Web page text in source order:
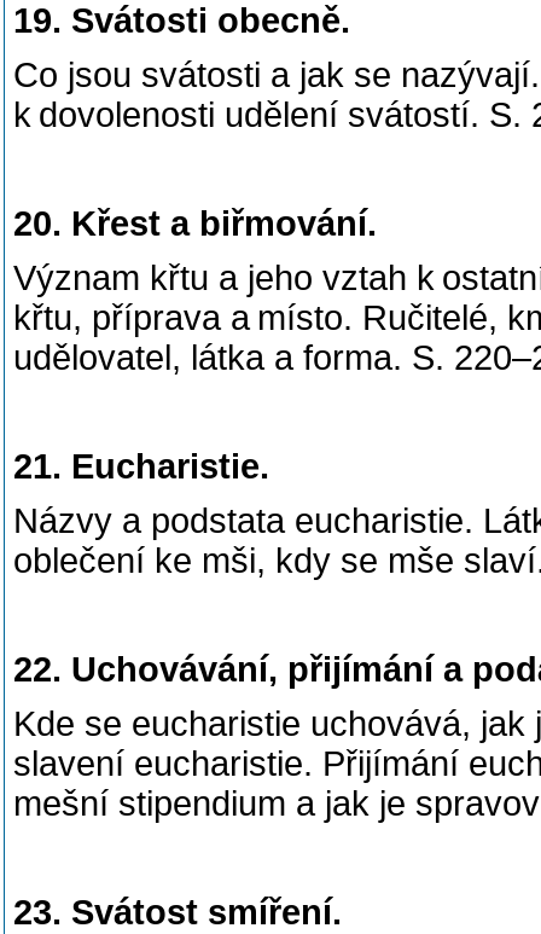
19. Svátosti obecně.
Co jsou svátosti a jak se
k dovolenosti udělení svátostí. S.
20. Křest a biřmování.
Význam křtu a jeho vztah k
křtu, příprava a místo. Ručitelé,
udělovatel, látka a forma. S.
21. Eucharistie.
Názvy a podstata eucharistie.
oblečení ke mši, kdy se mše
22. Uchovávání, přijímání a
Kde se eucharistie uchovává,
slavení eucharistie. Přijímání
mešní stipendium a jak je
23. Svátost smíření.